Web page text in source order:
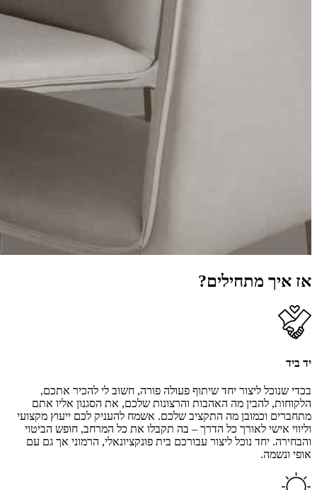
אז איך מתחילים?
יד ביד
בכדי שנוכל ליצור יחד שיתוף פעולה פורה, חשוב לי להכיר אתכם,
הלקוחות, להבין מה האהבות והרצונות שלכם, את הסגנון אליו אתם
מתחברים וכמובן מה התקציב שלכם. אשמח להעניק לכם ייעוץ מקצועי
וליווי אישי לאורך כל הדרך – בה תקבלו את כל המרחב, חופש הביטוי
והבחירה. יחד נוכל ליצור עבורכם בית פונקציונאלי, הרמוני אך גם עם
אופי ונשמה.